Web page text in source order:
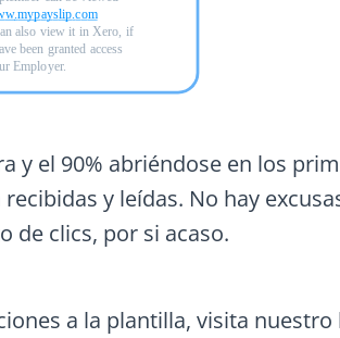
y el 90% abriéndose en los
y leídas. No hay
de clics, por si acaso.
a la plantilla, visita nuestro